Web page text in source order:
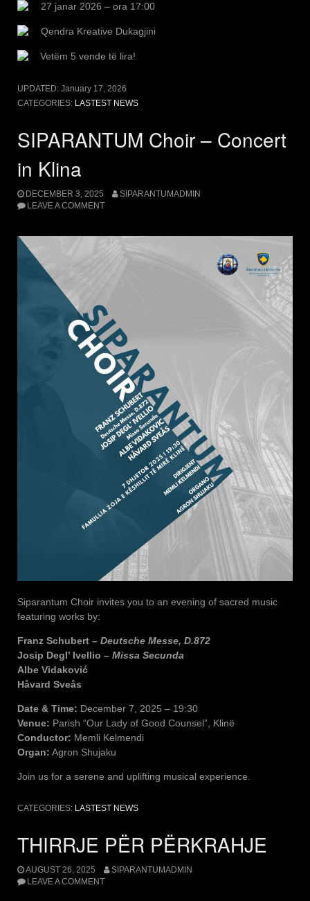
27 janar 2026 – ora 17:00
Qendra Kreative Dukagjini
Vetëm 5 vende të lira!
UPDATED: January 17, 2026
CATEGORIES: LASTEST NEWS
SIPARANTUM Choir – Concert
in Klina
DECEMBER 3, 2025
SIPARANTUMADMIN
LEAVE A COMMENT
Siparantum Choir invites you to an evening of sacred music
featuring works by:
Franz Schubert – Deutsche Messe, D.872
Josip Degl’ Ivellio – Missa Secunda
Albe Vidaković
Håvard Sveås
Date & Time: December 7, 2025 – 19:30
Venue: Parish “Our Lady of Good Counsel”, Klinë
Conductor: Memli Kelmendi
Organ: Agron Shujaku
Join us for a serene and uplifting musical experience.
CATEGORIES: LASTEST NEWS
THIRRJE PËR PËRKRAHJE
AUGUST 26, 2025
SIPARANTUMADMIN
LEAVE A COMMENT